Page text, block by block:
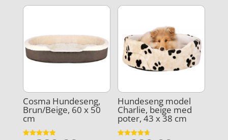
Cosma Hundeseng,
Brun/Beige, 60 x 50
cm
Hundeseng model
Charlie, beige med
poter, 43 x 38 cm